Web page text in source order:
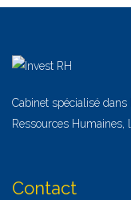
Cabinet spécialisé
Ressources Humaines,
Contact